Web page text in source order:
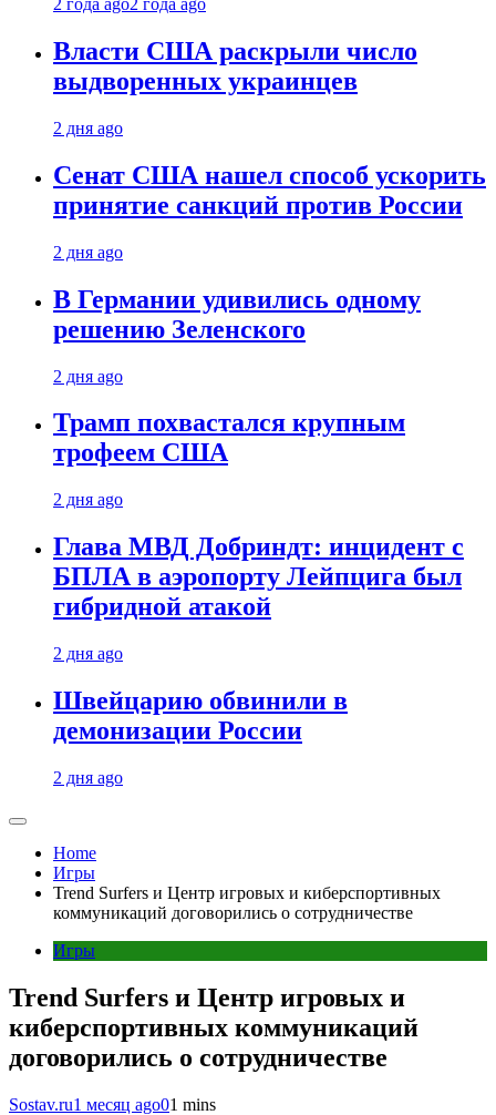
2 года ago2 года ago
Власти США раскрыли число
выдворенных украинцев
2 дня ago
Сенат США нашел способ ускорить
принятие санкций против России
2 дня ago
В Германии удивились одному
решению Зеленского
2 дня ago
Трамп похвастался крупным
трофеем США
2 дня ago
Глава МВД Добриндт: инцидент с
БПЛА в аэропорту Лейпцига был
гибридной атакой
2 дня ago
Швейцарию обвинили в
демонизации России
2 дня ago
Home
Игры
Trend Surfers и Центр игровых и киберспортивных
коммуникаций договорились о сотрудничестве
Игры
Trend Surfers и Центр игровых и
киберспортивных коммуникаций
договорились о сотрудничестве
Sostav.ru1 месяц ago01 mins